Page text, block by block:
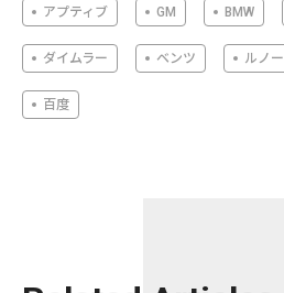
アプティブ GM BMW
ダイムラー ベンツ ルノー
百度